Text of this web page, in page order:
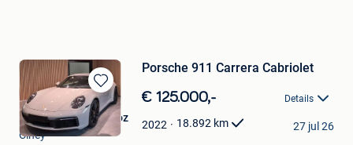
Bewaren
in
Mijn
Favorieten
Porsche 911 Carrera Cabriolet
€ 125.000,- Details
2022 18.892 km
L'occasion du Condroz
Ciney
27 jul 26